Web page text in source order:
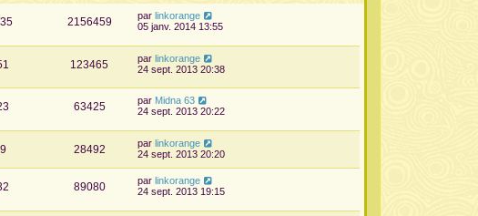
2156459 par linkorange
05 janv. 2014 13:55
123465 par linkorange
24 sept. 2013 20:38
63425 par Midna 63
24 sept. 2013 20:22
9 28492 par linkorange
24 sept. 2013 20:20
89080 par linkorange
24 sept. 2013 19:15